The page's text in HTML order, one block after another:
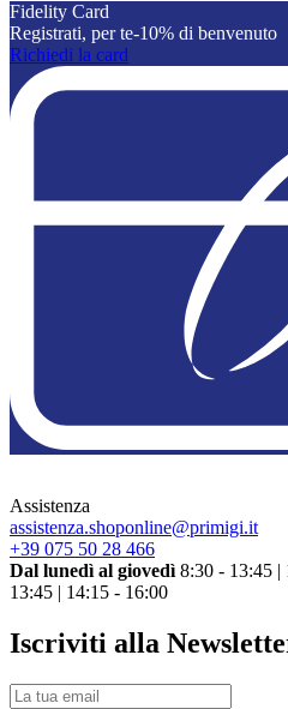
Fidelity Card
Registrati, per te-10% di benvenuto
Richiedi la card
Assistenza
assistenza.shoponline@primigi.it
+39 075 50 28 466
Dal lunedì al giovedì 8:30 - 13:45 |
13:45 | 14:15 - 16:00
Iscriviti alla